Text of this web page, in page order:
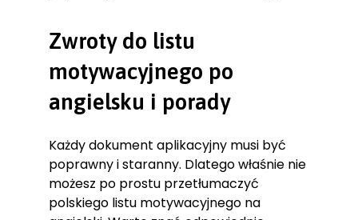
Zwroty do listu
motywacyjnego po
angielsku i porady
Każdy dokument aplikacyjny musi być
poprawny i staranny. Dlatego właśnie nie
możesz po prostu przetłumaczyć
polskiego listu motywacyjnego na